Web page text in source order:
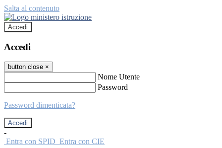
Salta al contenuto
Accedi
Accedi
button close ×
Nome Utente
Password
Password dimenticata?
-
Entra con SPID Entra con CIE